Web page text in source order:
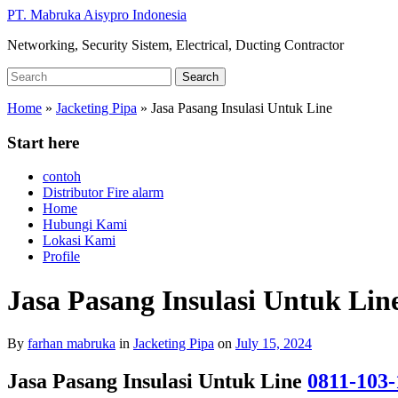
Skip
main
PT. Mabruka Aisypro Indonesia
Networking, Security Sistem, Electrical, Ducting Contractor
Search
for:
Search
Home » Jacketing Pipa » Jasa Pasang Insulasi Untuk Line
Start here
contoh
Distributor Fire alarm
Home
Hubungi Kami
Lokasi Kami
Profile
Jasa Pasang Insulasi Untuk
By farhan mabruka in Jacketing Pipa on July 15, 2024
Jasa Pasang Insulasi Untuk Line 0811-